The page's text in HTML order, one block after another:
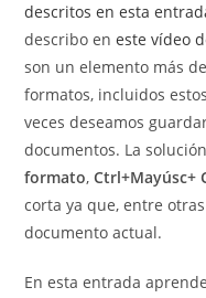
descritos en esta
describo eneste vídeo
son un elemento más
formatos, incluidos
veces deseamos
documentos. La
formato,Ctrl+Mayúsc+
corta ya que, entre
documento actual.
En esta entrada